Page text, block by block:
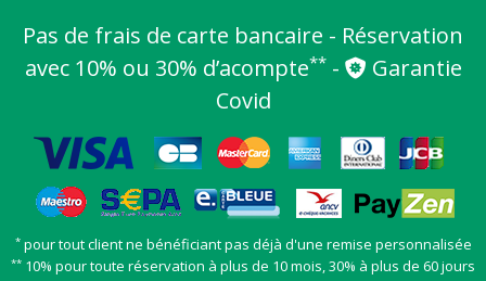
Pas de frais de carte bancaire - Réservation
avec 10% ou 30% d’acompte**-
Garantie
Covid
*pour tout client ne bénéficiant pas déjà d'une remise personnalisée
** 10% pour toute réservation à plus de 10 mois, 30% à plus de 60 jours